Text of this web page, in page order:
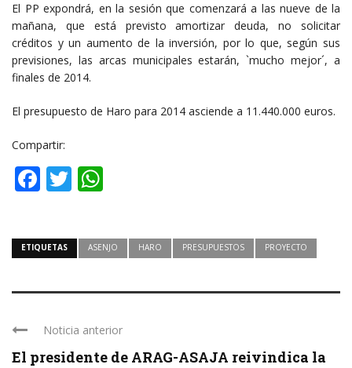
El PP expondrá, en la sesión que comenzará a las nueve de la
mañana, que está previsto amortizar deuda, no solicitar
créditos y un aumento de la inversión, por lo que, según sus
previsiones, las arcas municipales estarán, `mucho mejor´, a
finales de 2014.
El presupuesto de Haro para 2014 asciende a 11.440.000 euros.
Compartir:
Facebook
Twitter
ETIQUETAS ASENJO HARO PRESUPUESTOS PROYECTO
Noticia anterior
El presidente de ARAG-ASAJA reivindica la